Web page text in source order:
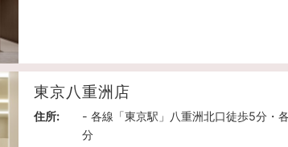
東京八重洲店
住所:
- 各線「東京駅」八重洲北口徒歩5分・
分